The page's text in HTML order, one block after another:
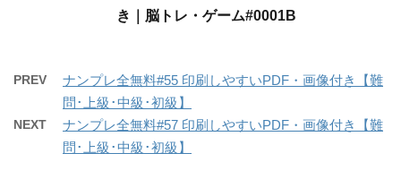
き｜脳トレ・ゲーム#0001B
PREV
ナンプレ全無料#55 印刷しやすいPDF・画像付き【難
問･上級･中級･初級】
NEXT
ナンプレ全無料#57 印刷しやすいPDF・画像付き【難
問･上級･中級･初級】